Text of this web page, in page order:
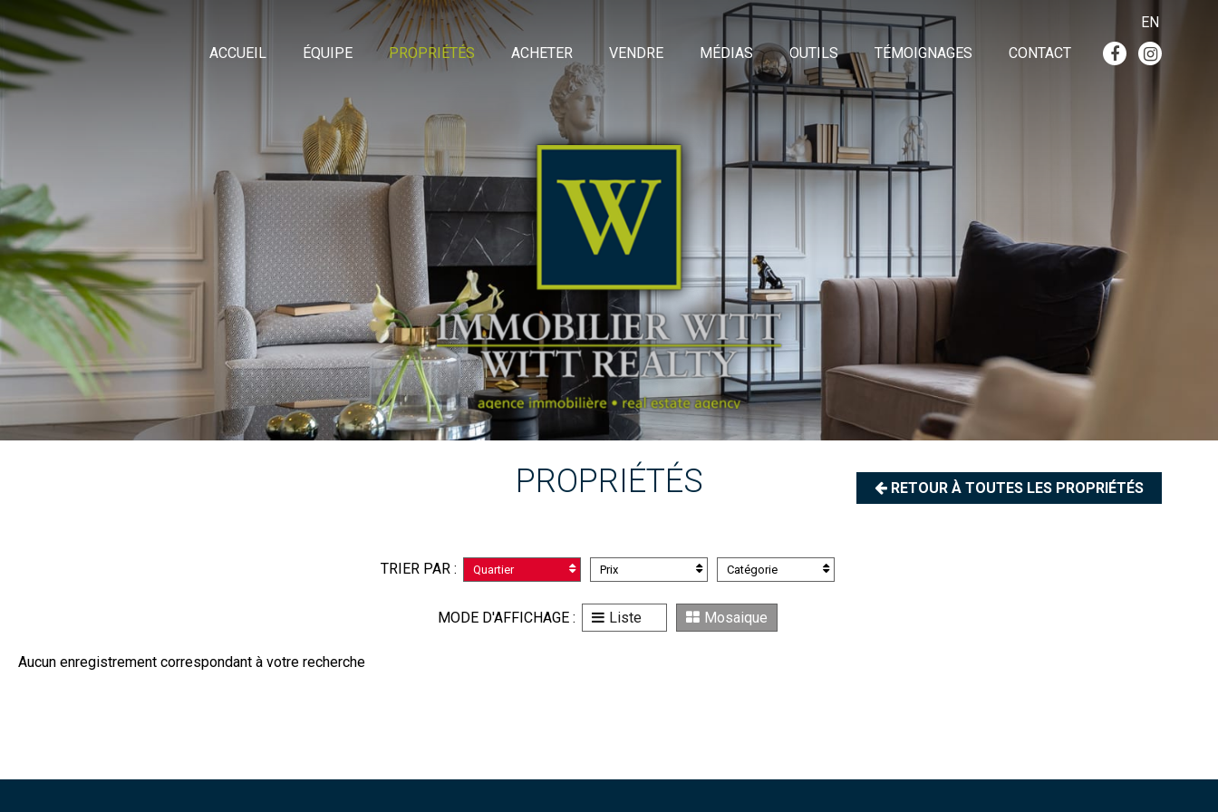
EN
ACCUEIL
ÉQUIPE PROPRIÉTÉS ACHETER VENDRE MÉDIAS OUTILS TÉMOIGNAGES CONTACT
PROPRIÉTÉS RETOUR À TOUTES LES PROPRIÉTÉS
TRIER PAR : Quartier Prix Catégorie
MODE D'AFFICHAGE : Liste Mosaique
Aucun enregistrement correspondant à votre recherche